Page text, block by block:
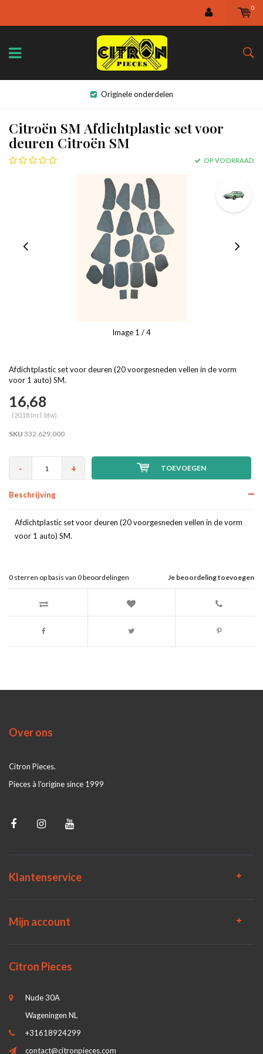
0
Originele onderdelen
Citroën SM Afdichtplastic set voor
deuren Citroën SM
OP VOORRAAD
Image 1 / 4
Afdichtplastic set voor deuren (20 voorgesneden vellen in de vorm
voor 1 auto) SM.
16,68
(20,18 Incl. btw)
SKU 332.629.000
- + TOEVOEGEN
Beschrijving
Afdichtplastic set voor deuren (20 voorgesneden vellen in de vorm
voor 1 auto) SM.
Je beoordeling toevoegen
0 sterren op basis van 0beoordelingen
Over ons
Citron Pieces.
Pieces à l'origine since 1999
Klantenservice
Mijn account
Citron Pieces
Nude 30A
Wageningen NL
+31618924299
contact@citronpieces.com